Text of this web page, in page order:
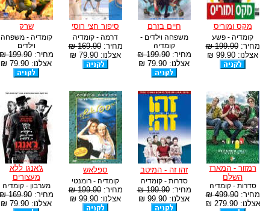
מקס ומוריס
קומדיה - פשע
מחיר:199.90 ₪
אצלנו: 99.90 ₪
חיים בזרם
משפחה וילדים -
קומדיה
מחיר:199.90 ₪
אצלנו: 79.90 ₪
סיפור חצי רוסי
דרמה - קומדיה
מחיר:169.90 ₪
אצלנו: 79.90 ₪
שרק
קומדיה - משפחה
וילדים
מחיר:199.90 ₪
אצלנו: 79.90 ₪
רמזור - המארז
השלם
סדרות - קומדיה
מחיר:499.90 ₪
אצלנו: 279.90 ₪
זהו זה - המיטב
סדרות - קומדיה
מחיר:199.90 ₪
אצלנו: 99.90 ₪
ספלאש
קומדיה - רומנטי
מחיר:199.90 ₪
אצלנו: 99.90 ₪
ג'אנגו ללא
מעצורים
מערבון - קומדיה
מחיר:169.90 ₪
אצלנו: 79.90 ₪